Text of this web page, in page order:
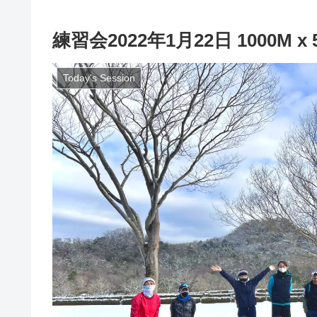
練習会2022年1月22日 1000M x
Today's Session